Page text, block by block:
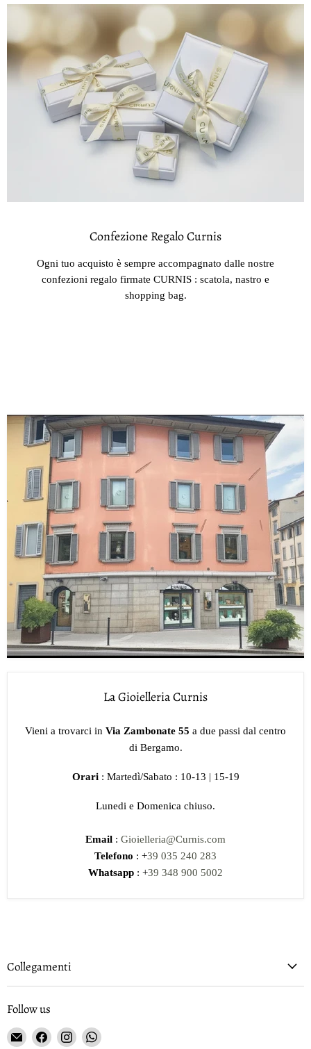
Confezione Regalo Curnis
Ogni tuo acquisto è sempre accompagnato dalle nostre
confezioni regalo firmate CURNIS : scatola, nastro e
shopping bag.
La Gioielleria Curnis
Vieni a trovarci in Via Zambonate 55 a due passi dal centro
di Bergamo.
Orari : Martedì/Sabato : 10-13 | 15-19
Lunedi e Domenica chiuso.
Email : Gioielleria@Curnis.com
Telefono : +39 035 240 283
Whatsapp : +39 348 900 5002
Collegamenti
Follow us
EmailFind
Find
Find